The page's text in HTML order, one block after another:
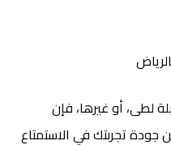
لطى، أو غيرها، فإن
تجربتك في الاستمتاع